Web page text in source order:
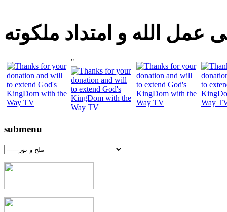
عمل الله و امتداد ملكوته
"
submenu